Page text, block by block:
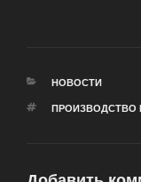
РУБРИКИ
НОВОСТИ
МЕТКИ
ПРОИЗВОДСТВО